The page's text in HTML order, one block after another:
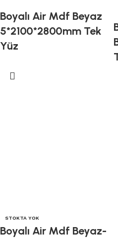
Boyalı Air Mdf Beyaz
5*2100*2800mm Tek
Yüz
STOKTA YOK
Boyalı Air Mdf Beyaz-